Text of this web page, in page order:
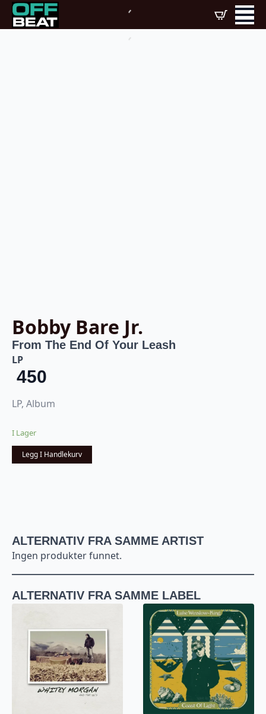
Bobby Bare Jr.
From The End Of Your Leash
LP
450
LP, Album
I Lager
Legg I Handlekurv
ALTERNATIV FRA SAMME ARTIST
Ingen produkter funnet.
ALTERNATIV FRA SAMME LABEL